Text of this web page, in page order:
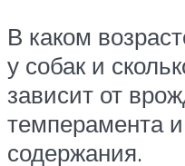
В каком
у собак и
зависит от
темперамента
содержания.